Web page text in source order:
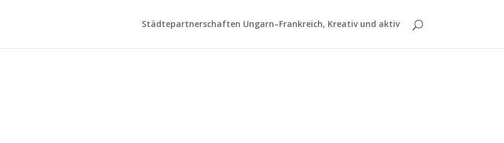
Städtepartnerschaften Ungarn–Frankreich, Kreativ und aktiv